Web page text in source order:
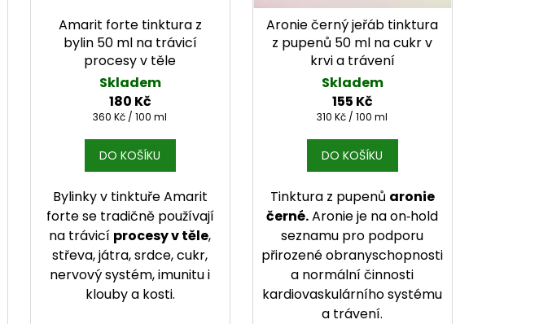
Amarit forte tinktura z
bylin 50 ml na trávicí
procesy v těle
Skladem
180 Kč
Měrná cena:
360 Kč / 100 ml
DO KOŠÍKU
Bylinky v tinktuře Amarit
forte se tradičně používají
na trávicí procesy v těle,
střeva, játra, srdce, cukr,
nervový systém, imunitu i
klouby a kosti.
Aronie černý jeřáb tinktura
z pupenů 50 ml na cukr v
krvi a trávení
Skladem
155 Kč
Měrná cena:
310 Kč / 100 ml
DO KOŠÍKU
Tinktura z pupenů aronie
černé.Aronie je na on‑hold
seznamu pro podporu
přirozené obranyschopnosti
a normální činnosti
kardiovaskulárního systému
a trávení.